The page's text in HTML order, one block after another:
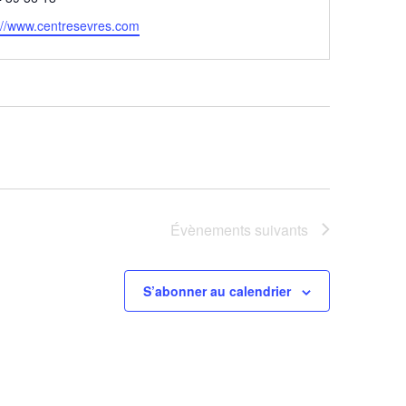
www.centresevres.com
Évènements suivants
S’abonner au calendrier